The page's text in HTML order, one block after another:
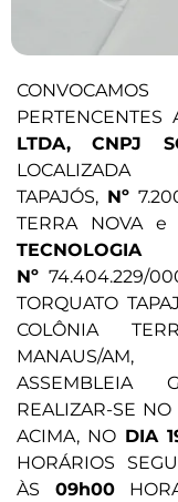
PERTENCENTES
LTDA,
CNPJ
TAPAJÓS, Nº
TERRA NOVA e
TECNOLOGIA
Nº 74.404.229/
TORQUATO
COLÔNIA
MANAUS/
ASSEMBLEIA
REALIZAR-SE NO
ACIMA, NO DIA
HORÁRIOS
ÀS 09h00